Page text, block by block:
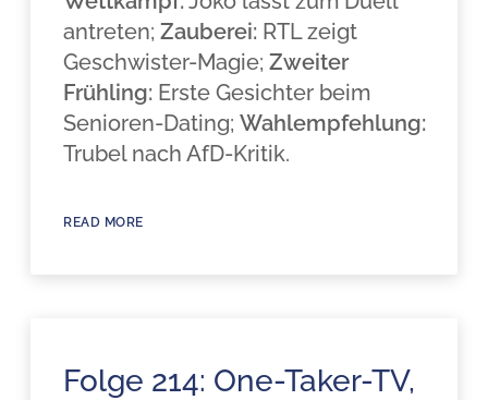
antreten;Zauberei: RTL zeigt
Geschwister-Magie;Zweiter
Frühling: Erste Gesichter beim
Senioren-Dating;Wahlempfehlung:
Trubel nach AfD-Kritik.
READ MORE
Folge 214: One-Taker-TV,